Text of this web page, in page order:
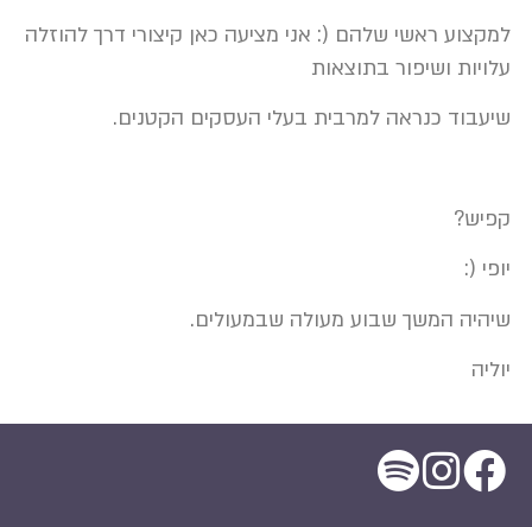
למקצוע ראשי שלהם (: אני מציעה כאן קיצורי דרך להוזלה
עלויות ושיפור בתוצאות
שיעבוד כנראה למרבית בעלי העסקים הקטנים.
קפיש?
יופי (:
שיהיה המשך שבוע מעולה שבמעולים.
יוליה